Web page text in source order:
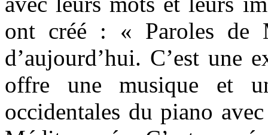
ont créé : « Paroles de
d’aujourd’hui. C’est une
offre une musique et
occidentales du piano